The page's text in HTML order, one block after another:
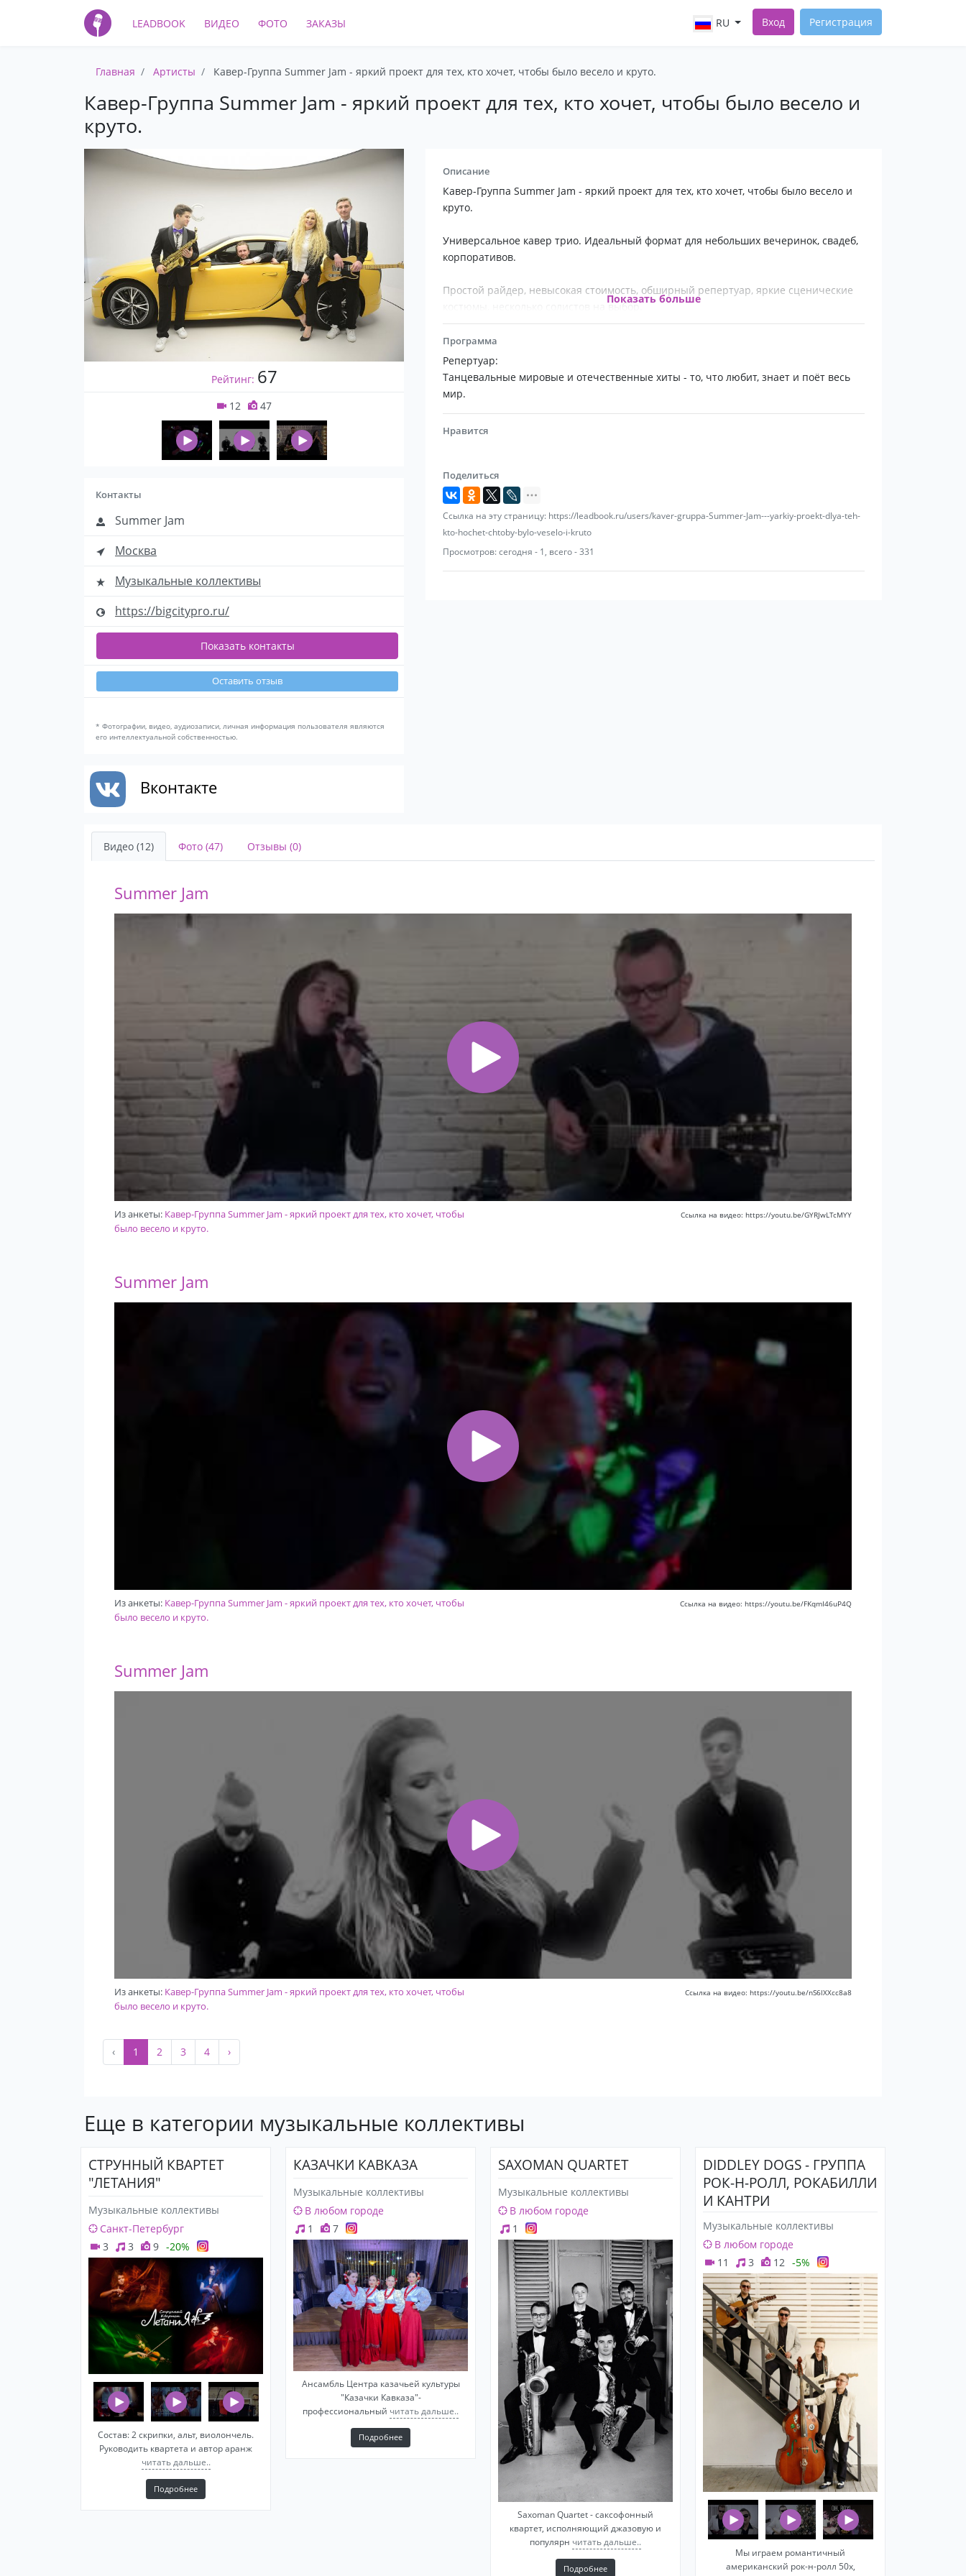
LEADBOOK ВИДЕО ФОТО ЗАКАЗЫ RU Вход Регистрация
Главная Артисты Кавер-Группа Summer Jam - яркий проект для тех, кто хочет, чтобы было весело и круто.
Кавер-Группа Summer Jam - яркий проект для тех, кто хочет, чтобы было весело и
круто.
Рейтинг: 67
12 47
Контакты
Summer Jam
Москва
Музыкальные коллективы
https://bigcitypro.ru/
Показать контакты
Оставить отзыв
* Фотографии, видео, аудиозаписи, личная информация пользователя являются
его интеллектуальной собственностью.
Вконтакте
Описание
Кавер-Группа Summer Jam - яркий проект для тех, кто хочет, чтобы было весело и
круто.
Универсальное кавер трио. Идеальный формат для небольших вечеринок, свадеб,
корпоративов.
Простой райдер, невысокая стоимость, обширный репертуар, яркие сценические
костюмы, несколько солистов на выбор.
Состав 3 артиста:
Женский или Мужской вокал
Гитара или Перкуссия
Саксофон
диджеем или под полностью живое сопровождение музыкального коллектива.
Показать больше
Программа
Репертуар:
Танцевальные мировые и отечественные хиты - то, что любит, знает и поёт весь
мир.
Нравится
Поделиться
Ссылка на эту страницу: https://leadbook.ru/users/kaver-gruppa-Summer-Jam---yarkiy-proekt-dlya-teh-
kto-hochet-chtoby-bylo-veselo-i-kruto
Просмотров: сегодня - 1, всего - 331
Видео (12) Фото (47) Отзывы (0)
Summer Jam
Из анкеты: Кавер-Группа Summer Jam - яркий проект для тех, кто хочет, чтобы
было весело и круто.
Ссылка на видео: https://youtu.be/GYRJwLTcMYY
Summer Jam
Из анкеты: Кавер-Группа Summer Jam - яркий проект для тех, кто хочет, чтобы
было весело и круто.
Ссылка на видео: https://youtu.be/FKqmI46uP4Q
Summer Jam
Из анкеты: Кавер-Группа Summer Jam - яркий проект для тех, кто хочет, чтобы
было весело и круто.
Ссылка на видео: https://youtu.be/nS6lXXcc8a8
‹ 1 2 3 4 ›
Еще в категории музыкальные коллективы
СТРУННЫЙ КВАРТЕТ
"ЛЕТАНИЯ"
Музыкальные коллективы
Санкт-Петербург
3
3 9 -20%
Состав: 2 скрипки, альт, виолончель.
Руководить квартета и автор аранж
читать дальше..
Подробнее
КАЗАЧКИ КАВКАЗА
Музыкальные коллективы
В любом городе
1
7
Aнcамбль Центра казачьей культуры
"Казачки Кавказa"-
прoфесcионaльный читать дальше..
Подробнее
SAXOMAN QUARTET
Музыкальные коллективы
В любом городе
1
Saxoman Quartet - саксофонный
квартет, исполняющий джазовую и
популярн читать дальше..
Подробнее
DIDDLEY DOGS - ГРУППА
РОК-Н-РОЛЛ, РОКАБИЛЛИ
И КАНТРИ
Музыкальные коллективы
В любом городе
11
3 12 -5%
Мы играем романтичный
американский рок-н-ролл 50х,